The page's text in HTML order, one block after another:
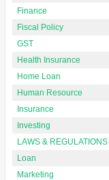
Finance
Fiscal Policy
GST
Health Insurance
Home Loan
Human Resource
Insurance
Investing
LAWS & REGULATIONS
Loan
Marketing